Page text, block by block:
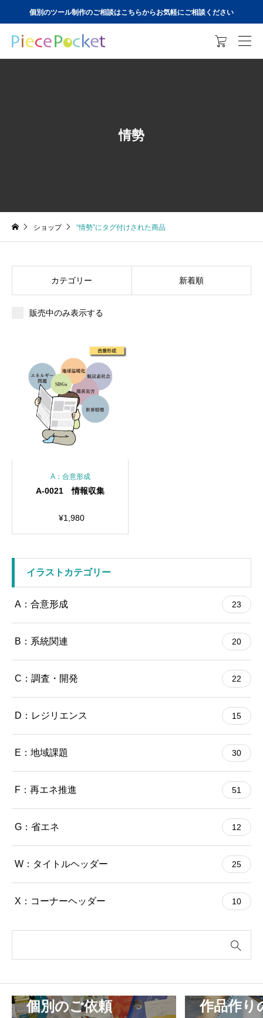
個別のツール制作のご相談はこちらからお気軽にご相談ください

情勢
ショップ “情勢”にタグ付けされた商品
カテゴリー 新着順
販売中のみ表示する
A：合意形成
A-0021 情報収集
¥1,980
イラストカテゴリー
A：合意形成 23
B：系統関連 20
C：調査・開発 22
D：レジリエンス 15
E：地域課題 30
F：再エネ推進 51
G：省エネ 12
W：タイトルヘッダー 25
X：コーナーヘッダー 10
個別のご依頼 作品作り